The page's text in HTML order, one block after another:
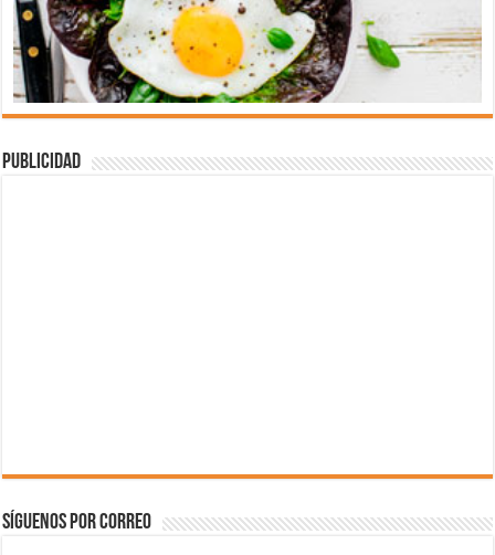
Publicidad
Síguenos por correo